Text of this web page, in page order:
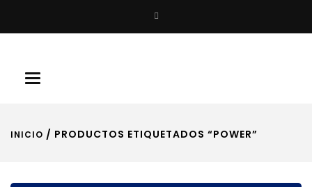
Toggle
INICIO / PRODUCTOS ETIQUETADOS “POWER”